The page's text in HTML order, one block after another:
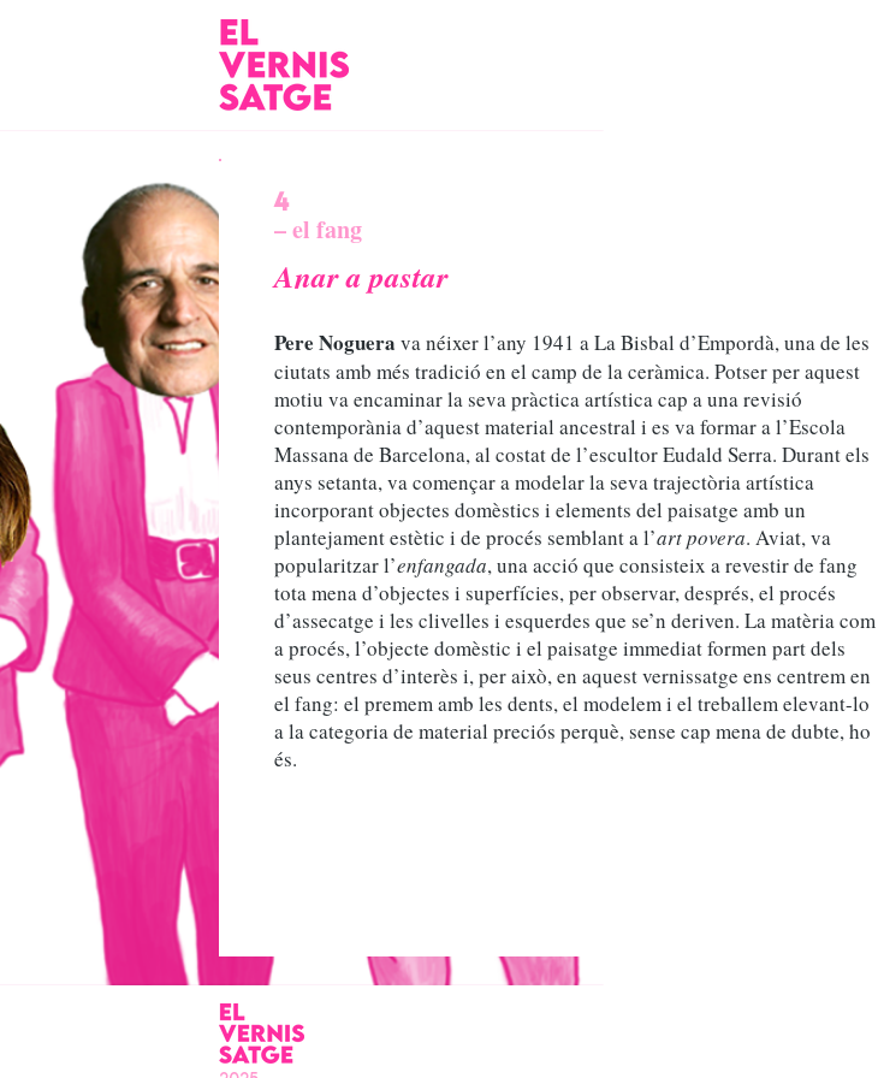
4
– el fang
Anar a pastar
Pere Noguera va néixer l’any 1941 a La Bisbal d’Empordà, una de les
ciutats amb més tradició en el camp de la ceràmica. Potser per aquest
motiu va encaminar la seva pràctica artística cap a una revisió
contemporània d’aquest material ancestral i es va formar a l’Escola
Massana de Barcelona, al costat de l’escultor Eudald Serra. Durant els
anys setanta, va començar a modelar la seva trajectòria artística
incorporant objectes domèstics i elements del paisatge amb un
plantejament estètic i de procés semblant a l’art povera. Aviat, va
popularitzar l’enfangada, una acció que consisteix a revestir de fang
tota mena d’objectes i superfícies, per observar, després, el procés
d’assecatge i les clivelles i esquerdes que se’n deriven. La matèria com
a procés, l’objecte domèstic i el paisatge immediat formen part dels
seus centres d’interès i, per això, en aquest vernissatge ens centrem en
el fang: el premem amb les dents, el modelem i el treballem elevant-lo
a la categoria de material preciós perquè, sense cap mena de dubte, ho
és.